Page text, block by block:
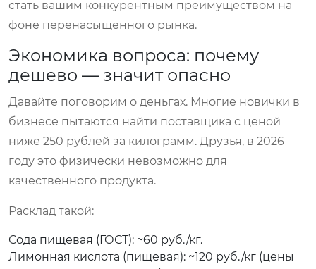
стать вашим конкурентным преимуществом на
фоне перенасыщенного рынка.
Экономика вопроса: почему
дешево — значит опасно
Давайте поговорим о деньгах. Многие новички в
бизнесе пытаются найти поставщика с ценой
ниже 250 рублей за килограмм. Друзья, в 2026
году это физически невозможно для
качественного продукта.
Расклад такой:
Сода пищевая (ГОСТ): ~60 руб./кг.
Лимонная кислота (пищевая): ~120 руб./кг (цены